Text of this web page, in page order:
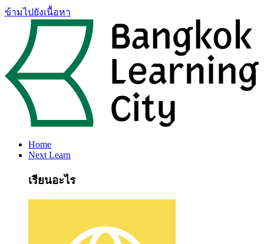
ข้ามไปยังเนื้อหา
Home
Next Learn
เรียนอะไร